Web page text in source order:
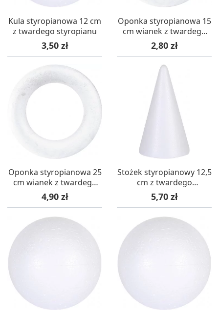
Kula styropianowa 12 cm
z twardego styropianu
Cena
3,50 zł
Oponka styropianowa 15
cm wianek z twardego
styropianu
Cena
2,80 zł
Oponka styropianowa 25
cm wianek z twardego
styropianu
Cena
4,90 zł
Stożek styropianowy 12,5
cm z twardego
styropianu
Cena
5,70 zł